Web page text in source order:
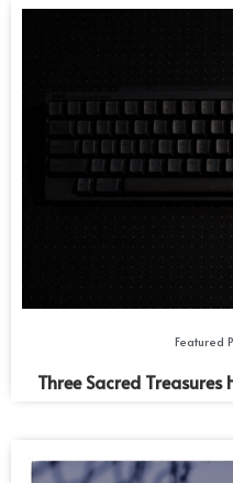
Featured
Three Sacred Treasures